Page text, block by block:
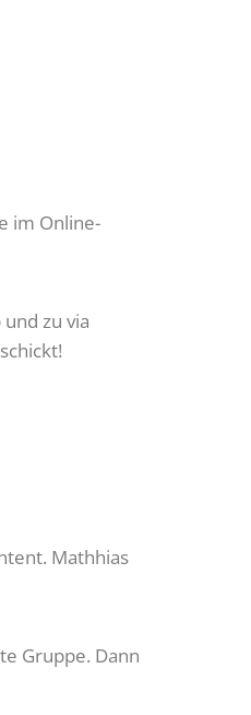
im Online-
zu via
Mathhias
Gruppe. Dann